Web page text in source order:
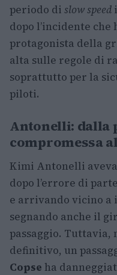
periodo di slow speed
dopo l’incidente
protagonista della
alta sulle regole di
soprattutto per la
piloti.
Antonelli: dalla
compromessa
Kimi Antonelli
dopo l’errore di
e arrivando vicino a
segnando anche il
passaggio. Tuttavia,
definitivo, un
Copse ha